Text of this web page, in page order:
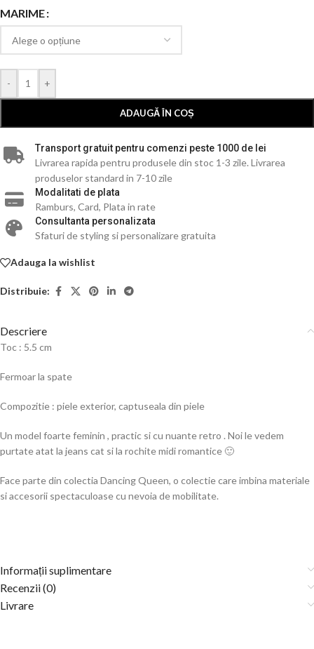
MARIME
- +
ADAUGĂ ÎN COȘ
Transport gratuit pentru comenzi peste 1000 de lei
Livrarea rapida pentru produsele din stoc 1-3 zile. Livrarea
produselor standard in 7-10 zile
Modalitati de plata
Ramburs, Card, Plata in rate
Consultanta personalizata
Sfaturi de styling si personalizare gratuita
Adauga la wishlist
Distribuie:
Descriere
Toc : 5.5 cm
Fermoar la spate
Compozitie : piele exterior, captuseala din piele
Un model foarte feminin , practic si cu nuante retro . Noi le vedem
purtate atat la jeans cat si la rochite midi romantice 🙂
Face parte din colectia Dancing Queen, o colectie care imbina materiale
si accesorii spectaculoase cu nevoia de mobilitate.
Informații suplimentare
Recenzii (0)
Livrare